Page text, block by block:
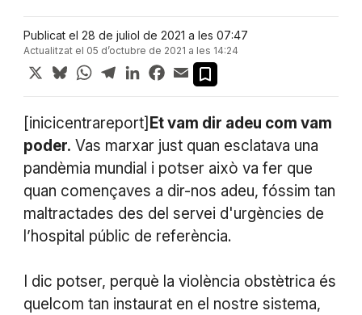
Publicat el 28 de juliol de 2021 a les 07:47
Actualitzat el 05 d’octubre de 2021 a les 14:24
X BlueskyWhatsApp
TelegramLinkedInFacebook
Email
[inicicentrareport] Et vam dir adeu com vam
poder. Vas marxar just quan esclatava una
pandèmia mundial i potser això va fer que
quan començaves a dir-nos adeu, fóssim tan
maltractades des del servei d'urgències de
l’hospital públic de referència.
I dic potser, perquè la violència obstètrica és
quelcom tan instaurat en el nostre sistema,